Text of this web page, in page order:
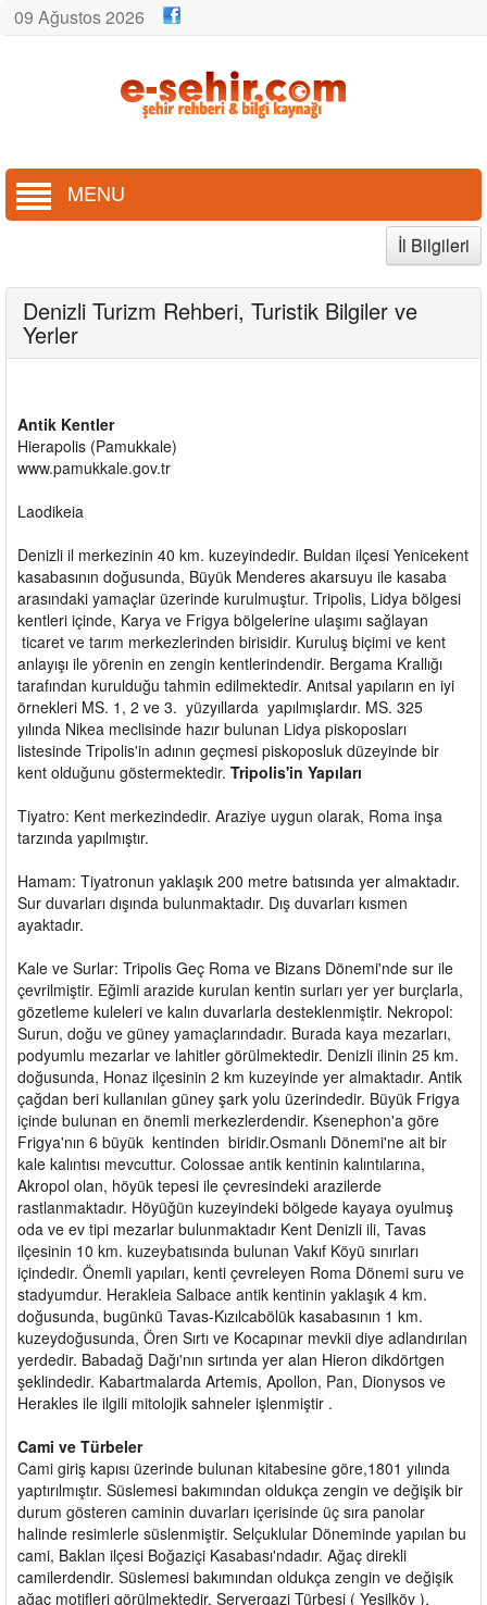
09 Ağustos 2026
MENU
İl Bilgileri
Denizli Turizm Rehberi, Turistik Bilgiler ve
Yerler
Antik Kentler
Hierapolis (Pamukkale)
www.pamukkale.gov.tr
Laodikeia
Denizli il merkezinin 40 km. kuzeyindedir. Buldan ilçesi Yenicekent
kasabasının doğusunda, Büyük Menderes akarsuyu ile kasaba
arasındaki yamaçlar üzerinde kurulmuştur. Tripolis, Lidya bölgesi
kentleri içinde, Karya ve Frigya bölgelerine ulaşımı sağlayan
ticaret ve tarım merkezlerinden birisidir. Kuruluş biçimi ve kent
anlayışı ile yörenin en zengin kentlerindendir. Bergama Krallığı
tarafından kurulduğu tahmin edilmektedir. Anıtsal yapıların en iyi
örnekleri MS. 1, 2 ve 3. yüzyıllarda yapılmışlardır. MS. 325
yılında Nikea meclisinde hazır bulunan Lidya piskoposları
listesinde Tripolis'in adının geçmesi piskoposluk düzeyinde bir
kent olduğunu göstermektedir. Tripolis'in Yapıları
Tiyatro: Kent merkezindedir. Araziye uygun olarak, Roma inşa
tarzında yapılmıştır.
Hamam: Tiyatronun yaklaşık 200 metre batısında yer almaktadır.
Sur duvarları dışında bulunmaktadır. Dış duvarları kısmen
ayaktadır.
Kale ve Surlar: Tripolis Geç Roma ve Bizans Dönemi'nde sur ile
çevrilmiştir. Eğimli arazide kurulan kentin surları yer yer burçlarla,
gözetleme kuleleri ve kalın duvarlarla desteklenmiştir. Nekropol:
Surun, doğu ve güney yamaçlarındadır. Burada kaya mezarları,
podyumlu mezarlar ve lahitler görülmektedir. Denizli ilinin 25 km.
doğusunda, Honaz ilçesinin 2 km kuzeyinde yer almaktadır. Antik
çağdan beri kullanılan güney şark yolu üzerindedir. Büyük Frigya
içinde bulunan en önemli merkezlerdendir. Ksenephon'a göre
Frigya'nın 6 büyük kentinden biridir.Osmanlı Dönemi'ne ait bir
kale kalıntısı mevcuttur. Colossae antik kentinin kalıntılarına,
Akropol olan, höyük tepesi ile çevresindeki arazilerde
rastlanmaktadır. Höyüğün kuzeyindeki bölgede kayaya oyulmuş
oda ve ev tipi mezarlar bulunmaktadır Kent Denizli ili, Tavas
ilçesinin 10 km. kuzeybatısında bulunan Vakıf Köyü sınırları
içindedir. Önemli yapıları, kenti çevreleyen Roma Dönemi suru ve
stadyumdur. Herakleia Salbace antik kentinin yaklaşık 4 km.
doğusunda, bugünkü Tavas-Kızılcabölük kasabasının 1 km.
kuzeydoğusunda, Ören Sırtı ve Kocapınar mevkii diye adlandırılan
yerdedir. Babadağ Dağı'nın sırtında yer alan Hieron dikdörtgen
şeklindedir. Kabartmalarda Artemis, Apollon, Pan, Dionysos ve
Herakles ile ilgili mitolojik sahneler işlenmiştir .
Cami ve Türbeler
Cami giriş kapısı üzerinde bulunan kitabesine göre,1801 yılında
yaptırılmıştır. Süslemesi bakımından oldukça zengin ve değişik bir
durum gösteren caminin duvarları içerisinde üç sıra panolar
halinde resimlerle süslenmiştir. Selçuklular Döneminde yapılan bu
cami, Baklan ilçesi Boğaziçi Kasabası'ndadır. Ağaç direkli
camilerdendir. Süslemesi bakımından oldukça zengin ve değişik
ağaç motifleri görülmektedir. Servergazi Türbesi ( Yeşilköy ),